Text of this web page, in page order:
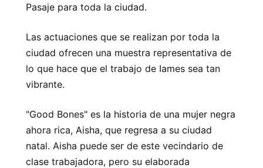
Pasaje para toda la ciudad.
Las actuaciones que se realizan por toda la
ciudad ofrecen una muestra representativa de
lo que hace que el trabajo de Iames sea tan
vibrante.
"Good Bones" es la historia de una mujer negra
ahora rica, Aisha, que regresa a su ciudad
natal. Aisha puede ser de este vecindario de
clase trabajadora, pero su elaborada